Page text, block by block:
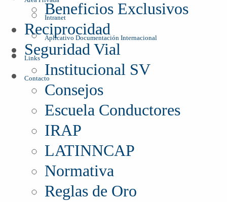
Intranet
Aplicativo Documentación Internacional
Links
Contacto
Beneficios Exclusivos
Reciprocidad
Seguridad Vial
Institucional SV
Consejos
Escuela Conductores
IRAP
LATINNCAP
Normativa
Reglas de Oro